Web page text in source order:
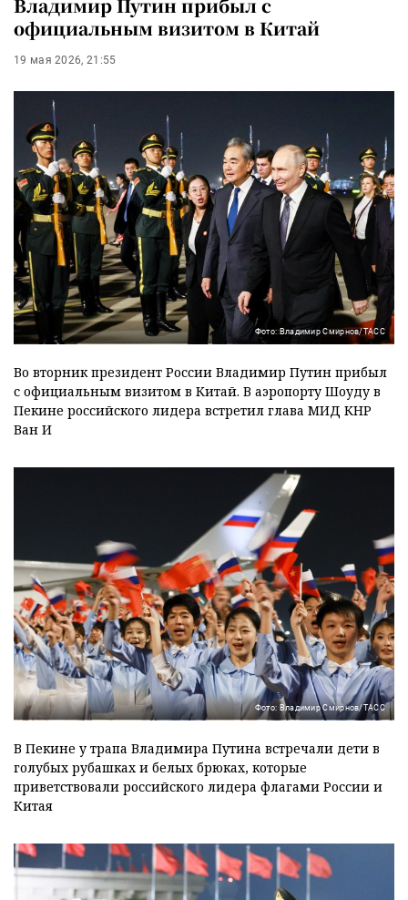
Владимир Путин прибыл с
официальным визитом в Китай
19 мая 2026, 21:55
Фото: Владимир Смирнов/ТАСС
Во вторник президент России Владимир Путин прибыл
с официальным визитом в Китай. В аэропорту Шоуду в
Пекине российского лидера встретил глава МИД КНР
Ван И
Фото: Владимир Смирнов/ТАСС
В Пекине у трапа Владимира Путина встречали дети в
голубых рубашках и белых брюках, которые
приветствовали российского лидера флагами России и
Китая